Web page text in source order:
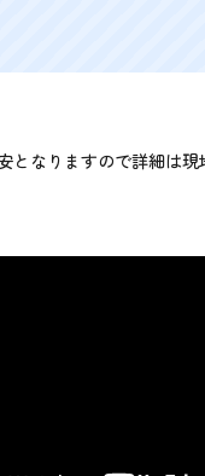
となりますので詳細は現